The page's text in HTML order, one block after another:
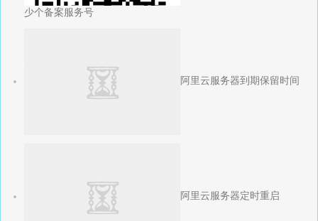
少个备案服务号
阿里云服务器到期保留时间
阿里云服务器定时重启